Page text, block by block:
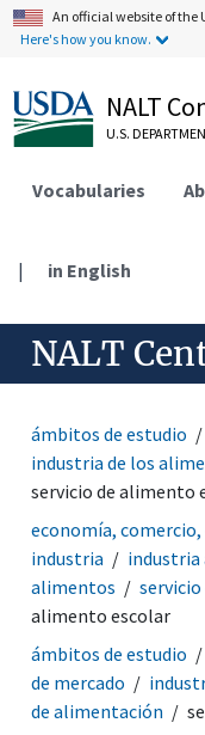
An official website of the
Here's how you know.
NALT
U.S.
Vocabularies
| in English
NALT
ámbitos de estudio
industria de los
servicio de alimento
economía,
industria
industria
alimentos
alimento escolar
ámbitos de estudio
de mercado
de alimentación